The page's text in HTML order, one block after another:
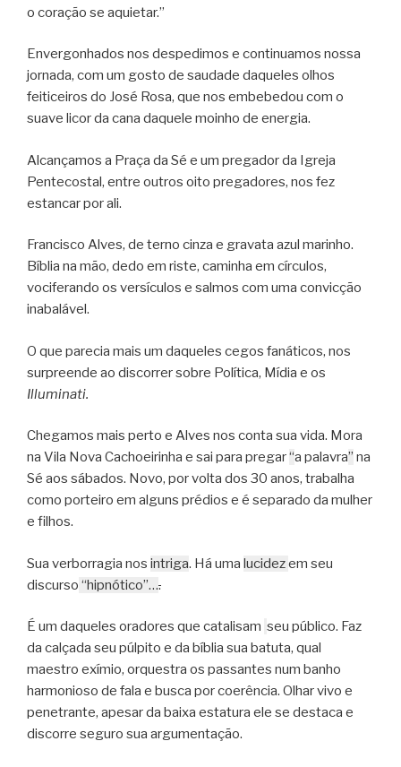
o coração se aquietar.”
Envergonhados nos despedimos e continuamos nossa
jornada, com um gosto de saudade daqueles olhos
feiticeiros do José Rosa, que nos embebedou com o
suave licor da cana daquele moinho de energia.
Alcançamos a Praça da Sé e um pregador da Igreja
Pentecostal, entre outros oito pregadores, nos fez
estancar por ali.
Francisco Alves, de terno cinza e gravata azul marinho.
Bíblia na mão, dedo em riste, caminha em círculos,
vociferando os versículos e salmos com uma convicção
inabalável.
O que parecia mais um daqueles cegos fanáticos, nos
surpreende ao discorrer sobre Política, Mídia e os
Illuminati.
Chegamos mais perto e Alves nos conta sua vida. Mora
na Vila Nova Cachoeirinha e sai para pregar“a palavra” na
Sé aos sábados. Novo, por volta dos 30 anos, trabalha
como porteiro em alguns prédios e é separado da mulher
e filhos.
Sua verborragia nos intriga. Há uma lucidezem seu
discurso “hipnótico”….
É um daqueles oradores que catalisam seu público. Faz
da calçada seu púlpito e da bíblia sua batuta, qual
maestro exímio, orquestra os passantes num banho
harmonioso de fala e busca por coerência. Olhar vivo e
penetrante, apesar da baixa estatura ele se destaca e
discorre seguro sua argumentação.